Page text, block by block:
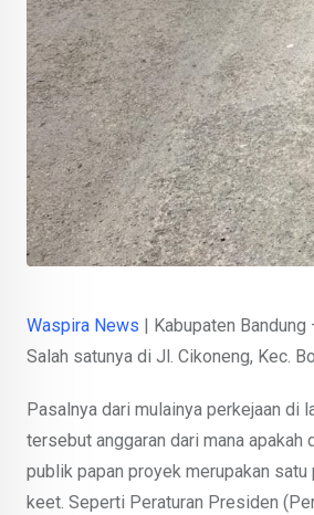
Waspira News | Kabupaten
Salah satunya di Jl. Cikoneng, Kec.
Pasalnya dari mulainya perkejaan di
tersebut anggaran dari mana
publik papan proyek merupakan
keet. Seperti Peraturan Presiden